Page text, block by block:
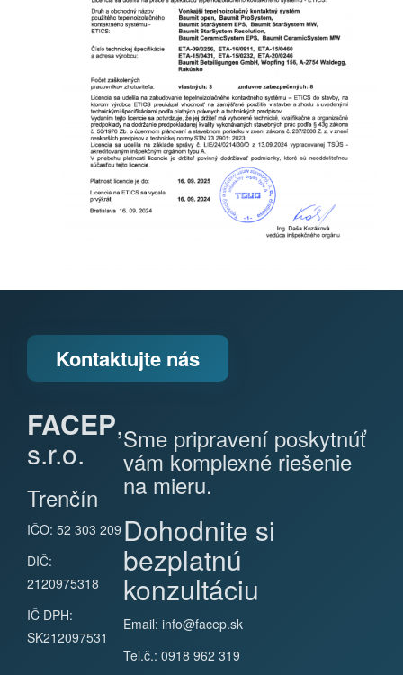
Kontaktujte nás
FACEP,
s.r.o.
Trenčín
IČO: 52 303 209
DIČ:
2120975318
IČ DPH:
SK212097531
Sme pripravení poskytnúť
vám komplexné riešenie
na mieru.
Dohodnite si
bezplatnú
konzultáciu
Email: info@facep.sk
Tel.č.: 0918 962 319